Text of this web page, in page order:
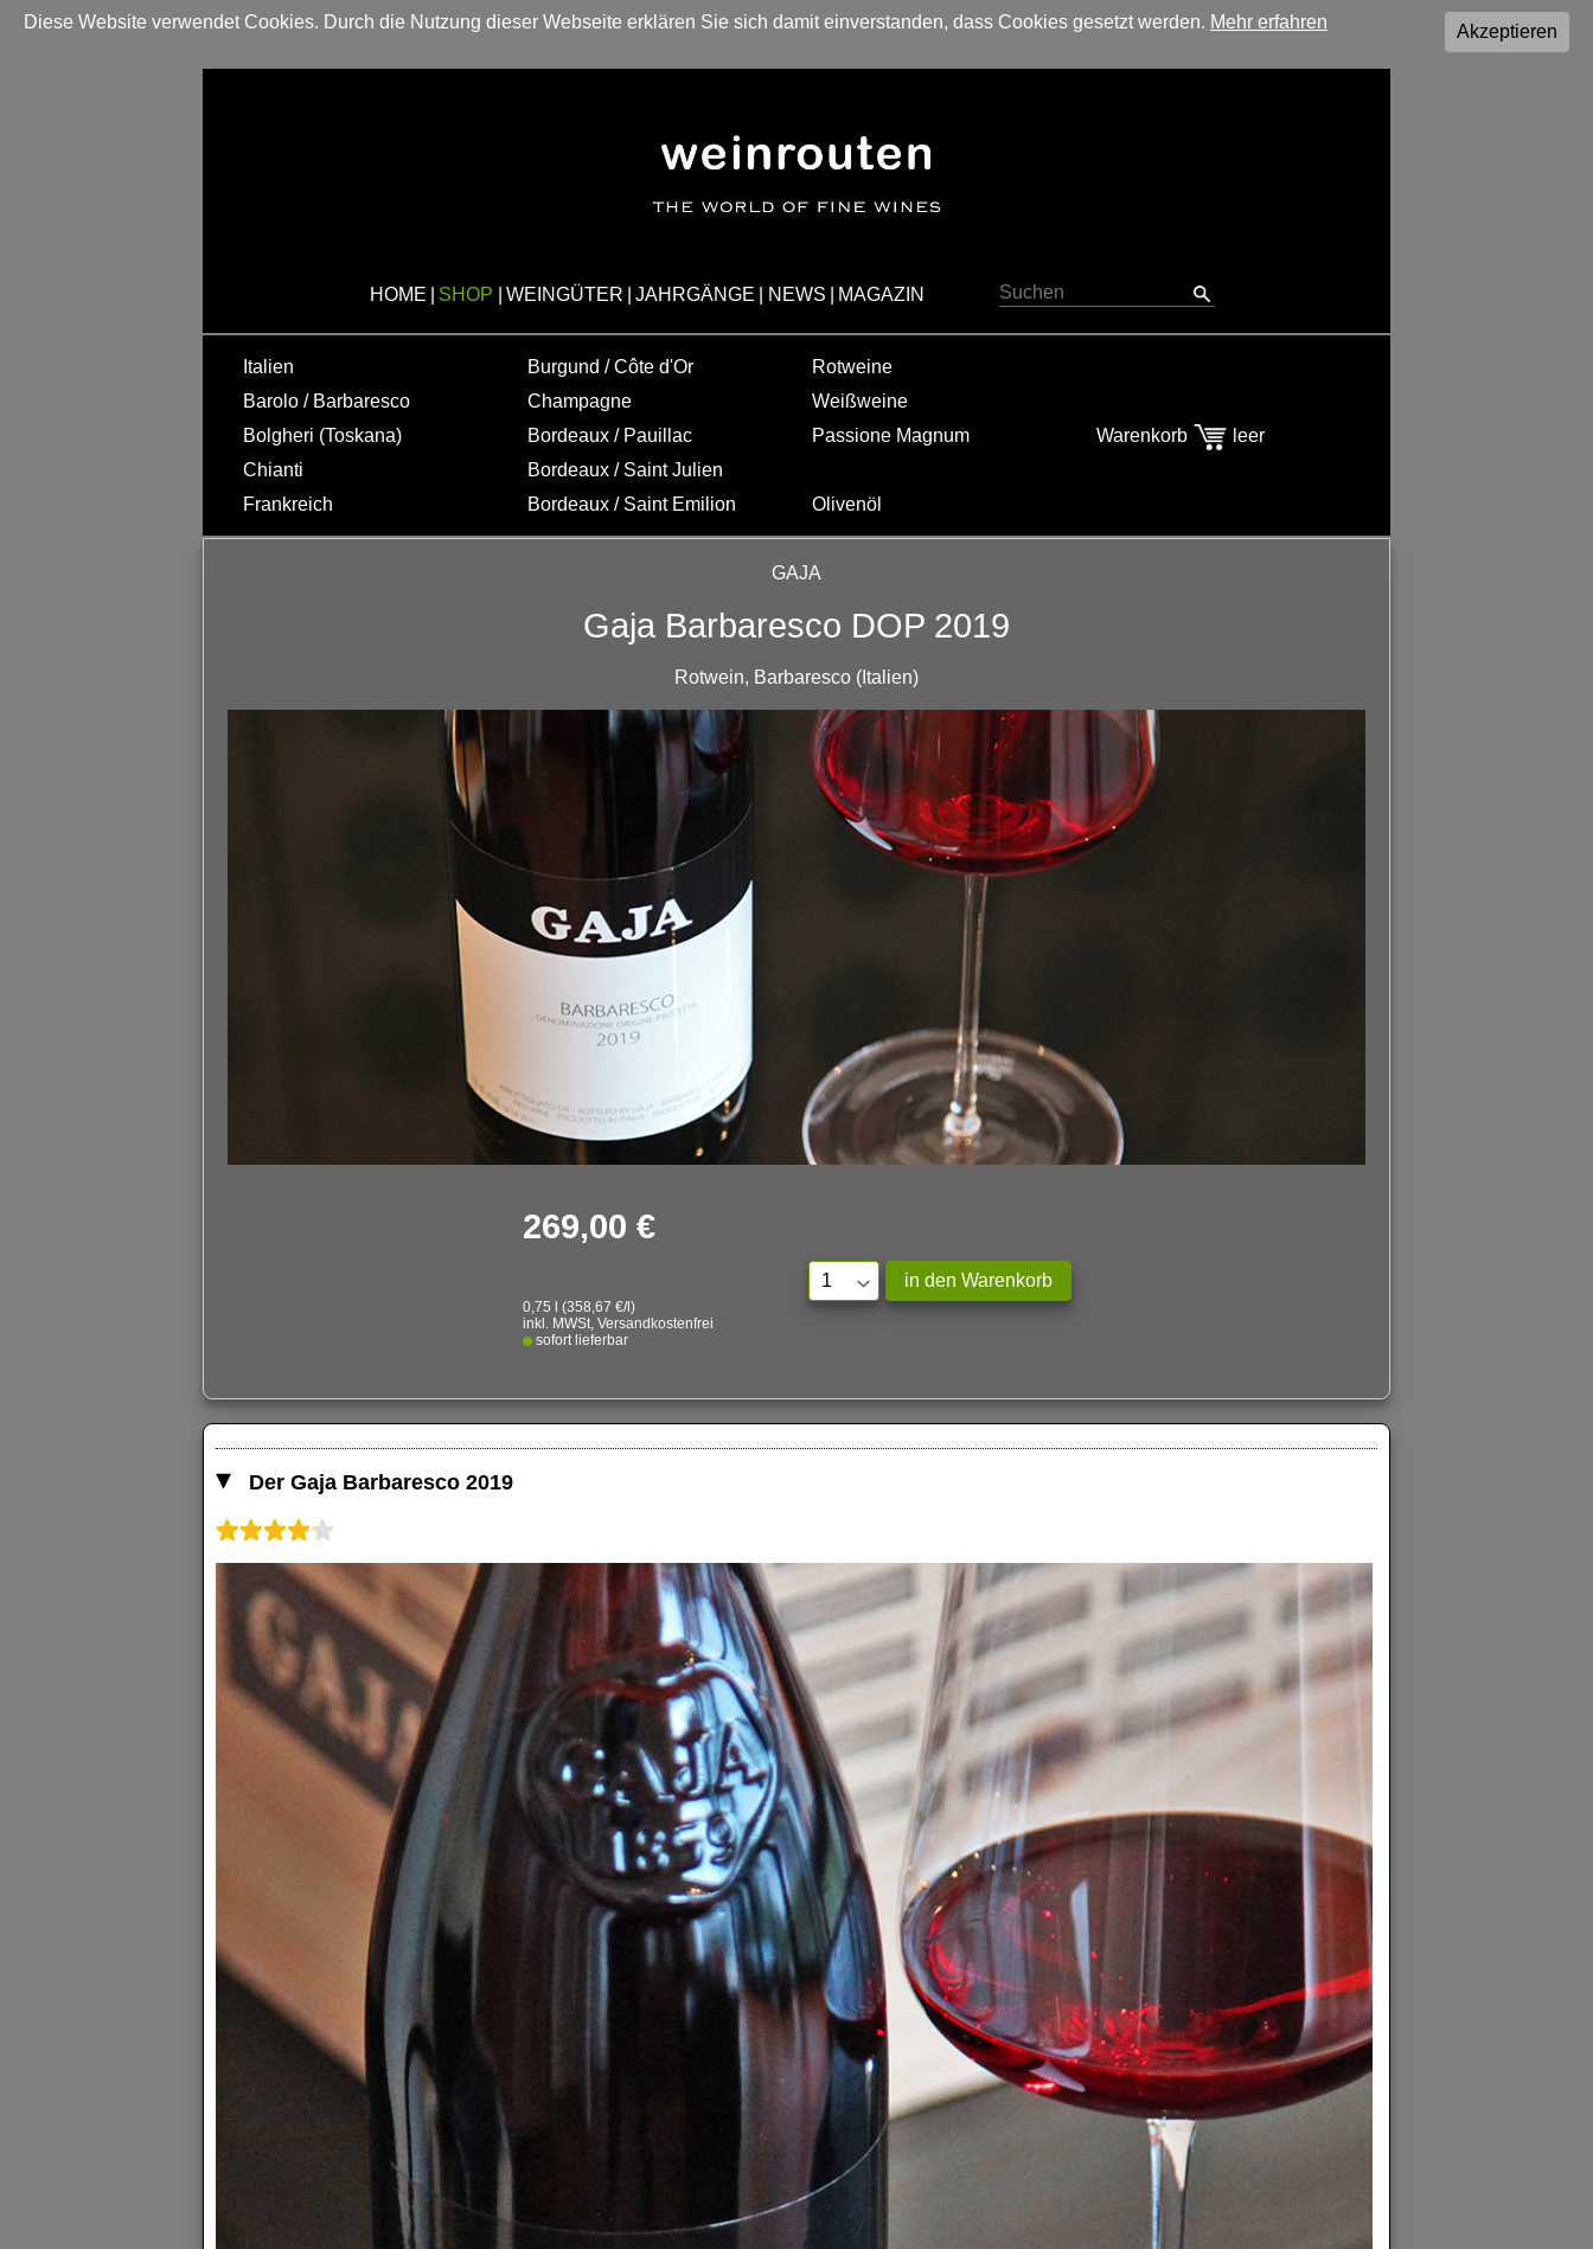
Akzeptieren
Diese Website verwendet Cookies. Durch die Nutzung dieser Webseite erklären Sie sich damit einverstanden, dass Cookies gesetzt werden. Mehr erfahren
HOME SHOP WEINGÜTER JAHRGÄNGE NEWS MAGAZIN
Italien
Barolo / Barbaresco
Bolgheri (Toskana)
Chianti
Frankreich
Burgund / Côte d'Or
Champagne
Bordeaux / Pauillac
Bordeaux / Saint Julien
Bordeaux / Saint Emilion
Rotweine
Weißweine
Passione Magnum
Olivenöl
Warenkorb leer
GAJA
Gaja Barbaresco DOP 2019
Rotwein, Barbaresco (Italien)
269,00 €
0,75 l (358,67 €/l)
inkl. MWSt, Versandkostenfrei
sofort lieferbar
Der Gaja Barbaresco 2019